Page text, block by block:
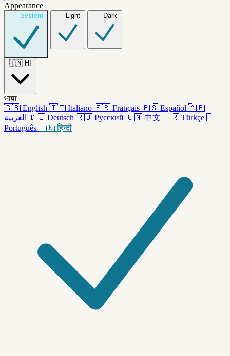
Appearance
System Light Dark
🇮🇳 HI
भाषा
🇬🇧 English 🇮🇹 Italiano 🇫🇷 Français 🇪🇸 Español 🇦🇪
العربية 🇩🇪 Deutsch 🇷🇺 Русский 🇨🇳 中文 🇹🇷 Türkçe 🇵🇹
Português 🇮🇳 हिन्दी